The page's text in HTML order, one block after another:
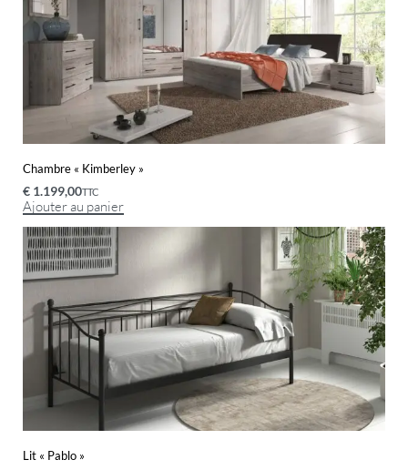
Chambre « Kimberley »
€ 1.199,00TTC
Ajouter au panier
Lit « Pablo »